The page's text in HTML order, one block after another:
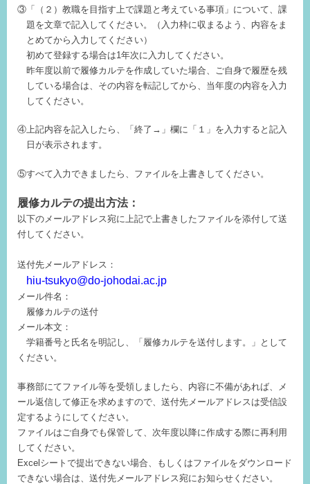
③「（２）教職を目指す上で課題と考えている事項」について、課
題を文章で記入してください。（入力枠に収まるよう、内容をま
とめてから入力してください）
初めて登録する場合は1年次に入力してください。
昨年度以前で履修カルテを作成していた場合、ご自身で履歴を残
している場合は、その内容を転記してから、当年度の内容を入力
してください。
④上記内容を記入したら、「終了→」欄に「１」を入力すると記入
日が表示されます。
⑤すべて入力できましたら、ファイルを上書きしてください。
履修カルテの提出方法：
以下のメールアドレス宛に上記で上書きしたファイルを添付して送
付してください。
送付先メールアドレス：
hiu-tsukyo@do-johodai.ac.jp
メール件名：
履修カルテの送付
メール本文：
学籍番号と氏名を明記し、「履修カルテを送付します。」として
ください。
事務部にてファイル等を受領しましたら、内容に不備があれば、メ
ール返信して修正を求めますので、送付先メールアドレスは受信設
定するようにしてください。
ファイルはご自身でも保管して、次年度以降に作成する際に再利用
してください。
Excelシートで提出できない場合、もしくはファイルをダウンロード
できない場合は、送付先メールアドレス宛にお知らせください。